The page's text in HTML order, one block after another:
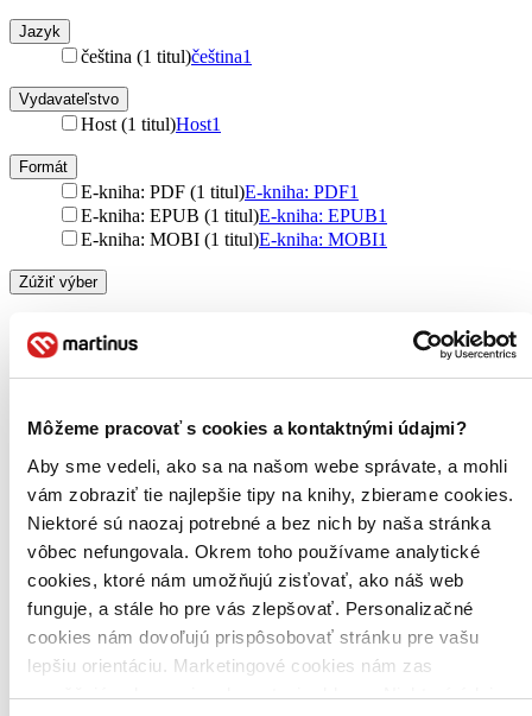
Môžeme pracovať s cookies a kontaktnými údajmi?
Aby sme vedeli, ako sa na našom webe správate, a mohli
vám zobraziť tie najlepšie tipy na knihy, zbierame cookies.
Niektoré sú naozaj potrebné a bez nich by naša stránka
vôbec nefungovala. Okrem toho používame analytické
cookies, ktoré nám umožňujú zisťovať, ako náš web
funguje, a stále ho pre vás zlepšovať. Personalizačné
cookies nám dovoľujú prispôsobovať stránku pre vašu
lepšiu orientáciu. Marketingové cookies nám zas
umožňujú zobrazenie relevantnej reklamy. Niektoré údaje
Jazyk
čeština (1 titul)čeština1
Vydavateľstvo
Host (1 titul)Host1
Formát
E-kniha: PDF (1 titul)E-kniha: PDF1
E-kniha: EPUB (1 titul)E-kniha: EPUB1
E-kniha: MOBI (1 titul)E-kniha: MOBI1
Zúžiť výber
Zoradiť
Bestsellery
Top hodnotené
Novinky
Najlacnejšie
Najvyššia zľava
Použité filtre
Zrušiť filtre
E-knihy